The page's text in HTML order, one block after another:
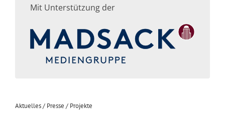
Mit Unterstützung der
Aktuelles / Presse / Projekte